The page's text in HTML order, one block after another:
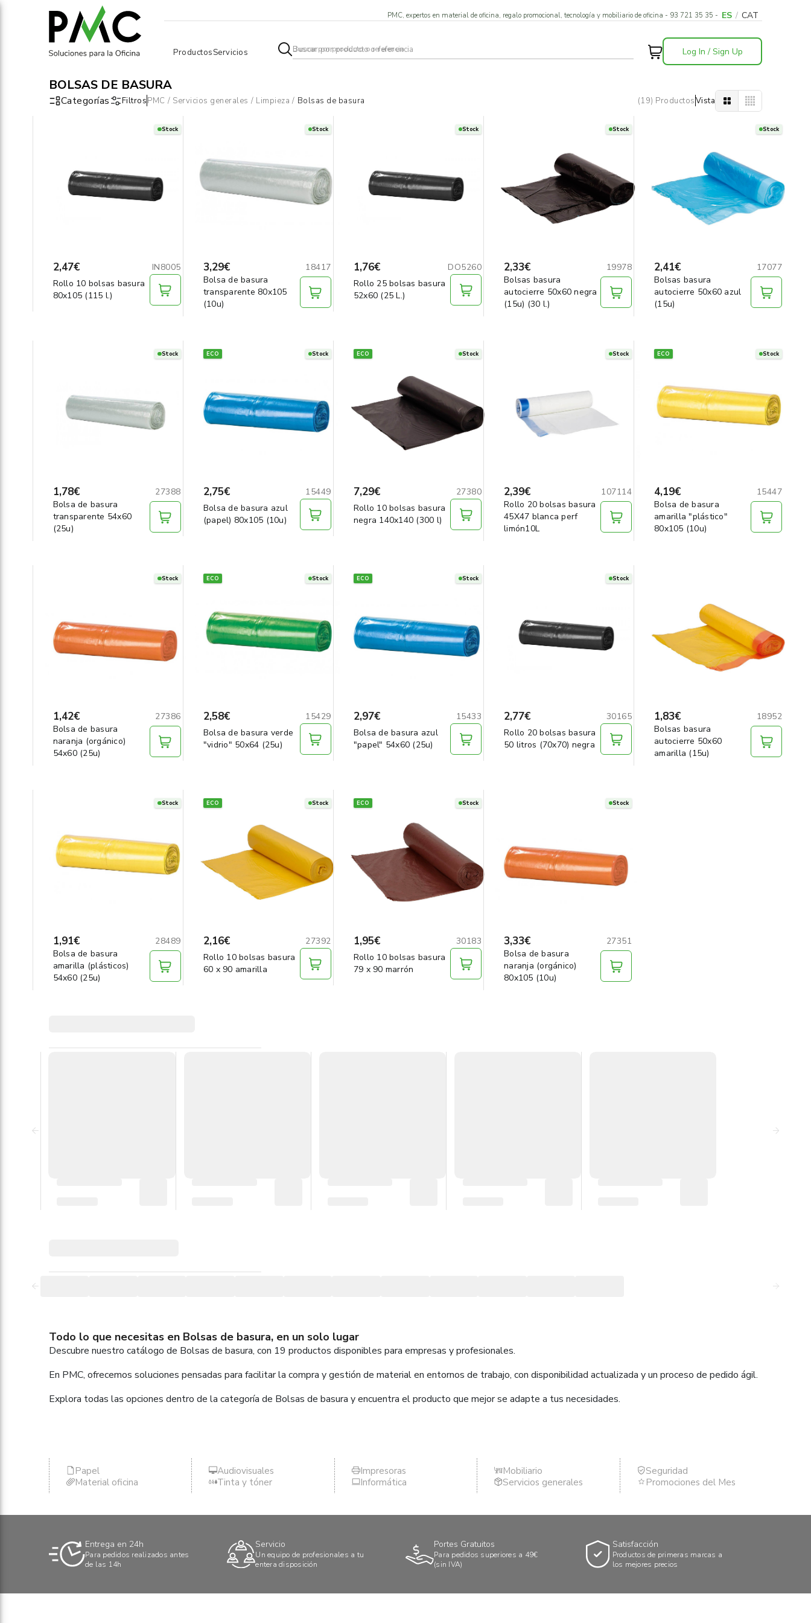
PMC, expertos en material de oficina, regalo promocional, tecnología y mobiliario de oficina - 93 721 35 35 - ES / CAT
ProductosServicios Log In / Sign Up
BOLSAS DE BASURA
Categorías FiltrosPMC / Servicios generales / Limpieza / Bolsas de basura (19) ProductosVista
Stock
2,47€
IN8005
Rollo 10 bolsas basura
80x105 (115 l.)
Stock
3,29€
18417
Bolsa de basura
transparente 80x105
(10u)
Stock
1,76€
DO5260
Rollo 25 bolsas basura
52x60 (25 L.)
Stock
2,33€
19978
Bolsas basura
autocierre 50x60 negra
(15u) (30 l.)
Stock
2,41€
17077
Bolsas basura
autocierre 50x60 azul
(15u)
Stock
1,78€
27388
Bolsa de basura
transparente 54x60
(25u)
ECO Stock
2,75€
15449
Bolsa de basura azul
(papel) 80x105 (10u)
ECO Stock
7,29€
27380
Rollo 10 bolsas basura
negra 140x140 (300 l)
Stock
2,39€
107114
Rollo 20 bolsas basura
45X47 blanca perf
limón10L
ECO Stock
4,19€
15447
Bolsa de basura
amarilla "plástico"
80x105 (10u)
Stock
1,42€
27386
Bolsa de basura
naranja (orgánico)
54x60 (25u)
ECO Stock
2,58€
15429
Bolsa de basura verde
"vidrio" 50x64 (25u)
ECO Stock
2,97€
15433
Bolsa de basura azul
"papel" 54x60 (25u)
Stock
2,77€
30165
Rollo 20 bolsas basura
50 litros (70x70) negra
1,83€
18952
Bolsas basura
autocierre 50x60
amarilla (15u)
Stock
1,91€
28489
Bolsa de basura
amarilla (plásticos)
54x60 (25u)
ECO Stock
2,16€
27392
Rollo 10 bolsas basura
60 x 90 amarilla
ECO Stock
1,95€
30183
Rollo 10 bolsas basura
79 x 90 marrón
Stock
3,33€
27351
Bolsa de basura
naranja (orgánico)
80x105 (10u)
Todo lo que necesitas en Bolsas de basura, en un solo lugar
Descubre nuestro catálogo de Bolsas de basura, con 19 productos disponibles para empresas y profesionales.
En PMC, ofrecemos soluciones pensadas para facilitar la compra y gestión de material en entornos de trabajo, con disponibilidad actualizada y un proceso de pedido ágil.
Explora todas las opciones dentro de la categoría de Bolsas de basura y encuentra el producto que mejor se adapte a tus necesidades.
Papel
Material oficina
Audiovisuales
Tinta y tóner
Impresoras
Informática
Mobiliario
Servicios generales
Seguridad
Promociones del Mes
Entrega en 24h
Para pedidos realizados antes
de las 14h
Servicio
Un equipo de profesionales a tu
entera disposición
Portes Gratuitos
Para pedidos superiores a 49€
(sin IVA)
Satisfacción
Productos de primeras marcas a
los mejores precios